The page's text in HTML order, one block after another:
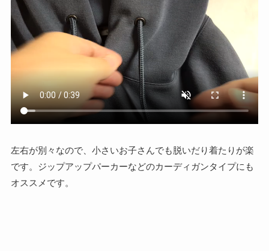
左右が別々なので、小さいお子さんでも脱いだり着たりが楽
です。ジップアップパーカーなどのカーディガンタイプにも
オススメです。